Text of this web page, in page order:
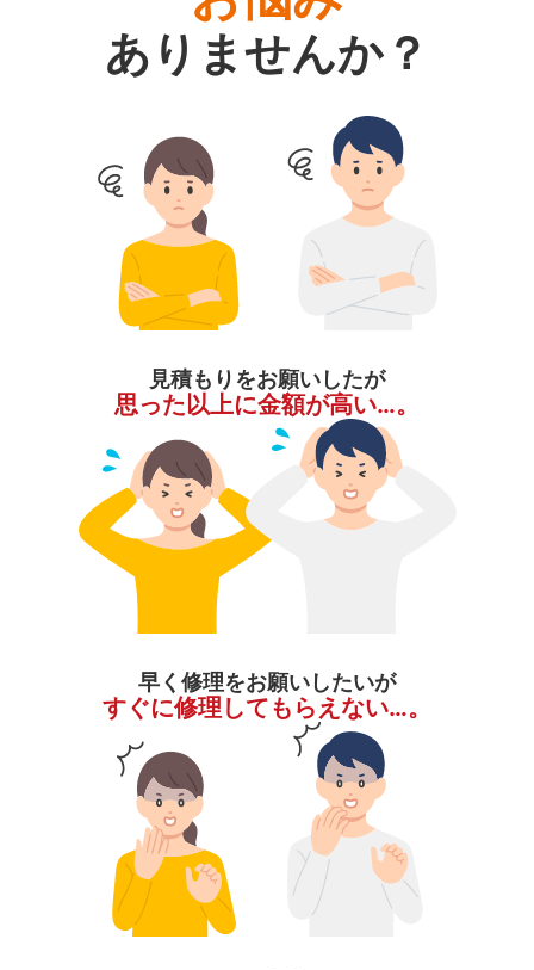
ありませんか？
見積もりをお願いしたが
思った以上に金額が高い…。
早く修理をお願いしたいが
すぐに修理してもらえない…。